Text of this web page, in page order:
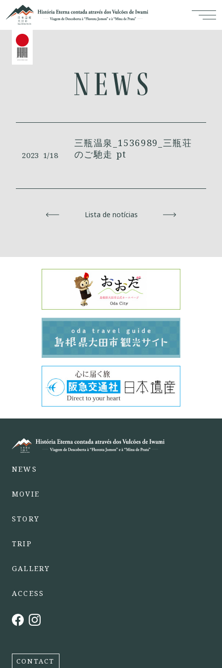
2023 1/18
三瓶温泉_1536989_三瓶荘
のご馳走 pt
Lista de notícias
NEWS
MOVIE
STORY
TRIP
GALLERY
ACCESS
CONTACT